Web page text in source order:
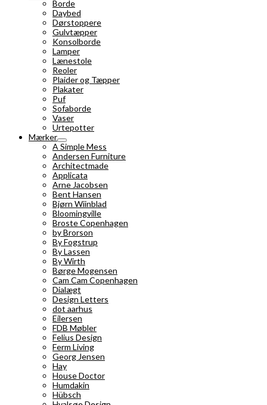
Borde
Daybed
Dørstoppere
Gulvtæpper
Konsolborde
Lamper
Lænestole
Reoler
Plaider og Tæpper
Plakater
Puf
Sofaborde
Vaser
Urtepotter
Mærker
A Simple Mess
Andersen Furniture
Architectmade
Applicata
Arne Jacobsen
Bent Hansen
Bjørn Wiinblad
Bloomingville
Broste Copenhagen
by Brorson
By Fogstrup
By Lassen
By Wirth
Børge Mogensen
Cam Cam Copenhagen
Dialægt
Design Letters
dot aarhus
Eilersen
FDB Møbler
Felius Design
Ferm Living
Georg Jensen
Hay
House Doctor
Humdakin
Hübsch